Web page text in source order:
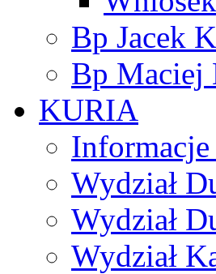
Bp Jacek
Bp Maciej
KURIA
Wydział
Wydział
Wydział